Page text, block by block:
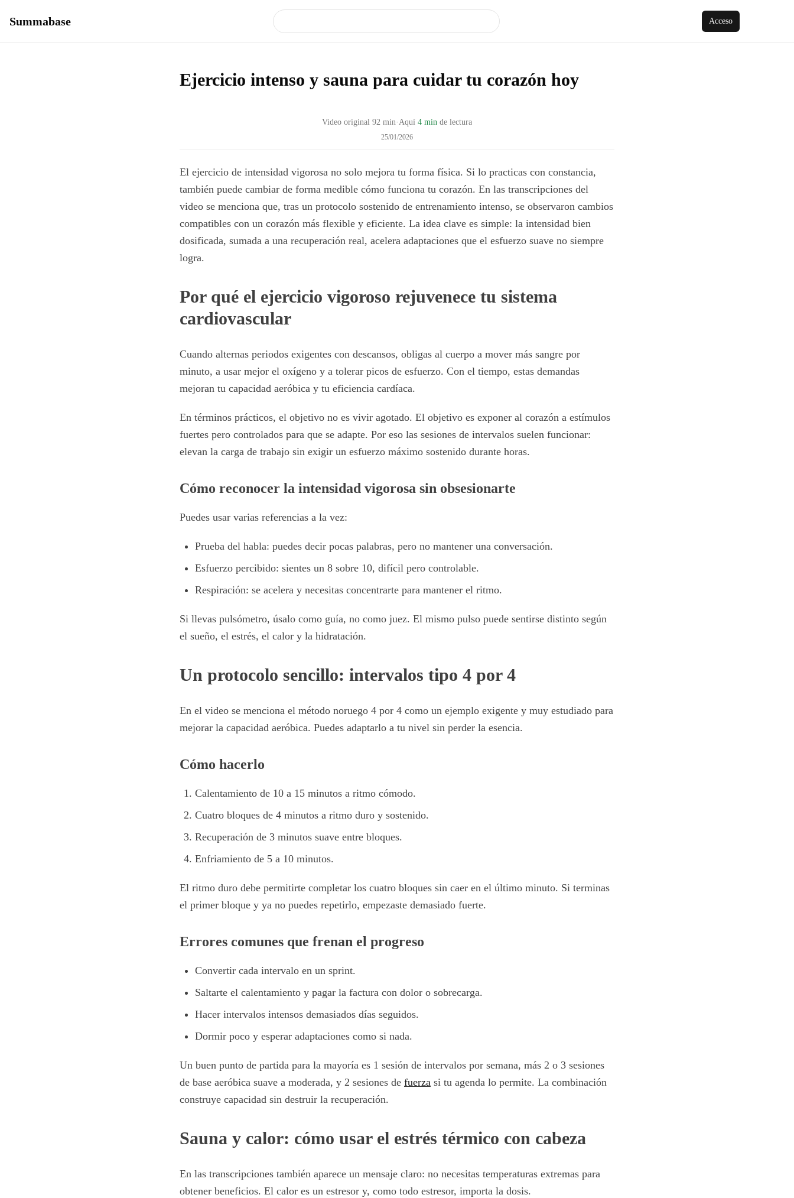
Summabase Acceso
Ejercicio intenso y sauna para cuidar tu corazón hoy
Video original 92 min·Aquí 4 min de lectura
25/01/2026
El ejercicio de intensidad vigorosa no solo mejora tu forma física. Si lo practicas con constancia,
también puede cambiar de forma medible cómo funciona tu corazón. En las transcripciones del
video se menciona que, tras un protocolo sostenido de entrenamiento intenso, se observaron cambios
compatibles con un corazón más flexible y eficiente. La idea clave es simple: la intensidad bien
dosificada, sumada a una recuperación real, acelera adaptaciones que el esfuerzo suave no siempre
logra.
Por qué el ejercicio vigoroso rejuvenece tu sistema
cardiovascular
Cuando alternas periodos exigentes con descansos, obligas al cuerpo a mover más sangre por
minuto, a usar mejor el oxígeno y a tolerar picos de esfuerzo. Con el tiempo, estas demandas
mejoran tu capacidad aeróbica y tu eficiencia cardíaca.
En términos prácticos, el objetivo no es vivir agotado. El objetivo es exponer al corazón a estímulos
fuertes pero controlados para que se adapte. Por eso las sesiones de intervalos suelen funcionar:
elevan la carga de trabajo sin exigir un esfuerzo máximo sostenido durante horas.
Cómo reconocer la intensidad vigorosa sin obsesionarte
Puedes usar varias referencias a la vez:
Prueba del habla: puedes decir pocas palabras, pero no mantener una conversación.
Esfuerzo percibido: sientes un 8 sobre 10, difícil pero controlable.
Respiración: se acelera y necesitas concentrarte para mantener el ritmo.
Si llevas pulsómetro, úsalo como guía, no como juez. El mismo pulso puede sentirse distinto según
el sueño, el estrés, el calor y la hidratación.
Un protocolo sencillo: intervalos tipo 4 por 4
En el video se menciona el método noruego 4 por 4 como un ejemplo exigente y muy estudiado para
mejorar la capacidad aeróbica. Puedes adaptarlo a tu nivel sin perder la esencia.
Cómo hacerlo
Calentamiento de 10 a 15 minutos a ritmo cómodo.
Cuatro bloques de 4 minutos a ritmo duro y sostenido.
Recuperación de 3 minutos suave entre bloques.
Enfriamiento de 5 a 10 minutos.
El ritmo duro debe permitirte completar los cuatro bloques sin caer en el último minuto. Si terminas
el primer bloque y ya no puedes repetirlo, empezaste demasiado fuerte.
Errores comunes que frenan el progreso
Convertir cada intervalo en un sprint.
Saltarte el calentamiento y pagar la factura con dolor o sobrecarga.
Hacer intervalos intensos demasiados días seguidos.
Dormir poco y esperar adaptaciones como si nada.
Un buen punto de partida para la mayoría es 1 sesión de intervalos por semana, más 2 o 3 sesiones
de base aeróbica suave a moderada, y 2 sesiones de fuerza si tu agenda lo permite. La combinación
construye capacidad sin destruir la recuperación.
Sauna y calor: cómo usar el estrés térmico con cabeza
En las transcripciones también aparece un mensaje claro: no necesitas temperaturas extremas para
obtener beneficios. El calor es un estresor y, como todo estresor, importa la dosis.